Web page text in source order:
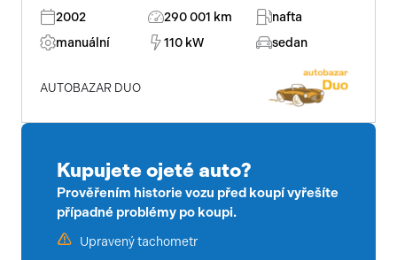
2002 290 001 km
nafta
manuální
110 kW sedan
AUTOBAZAR DUO
Kupujete ojeté auto?
Prověřením historie vozu před koupí vyřešíte
případné problémy po koupi.
Upravený tachometr